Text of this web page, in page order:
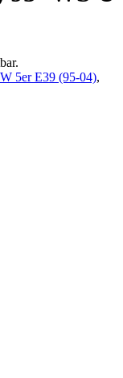
5er E39 (95-04),